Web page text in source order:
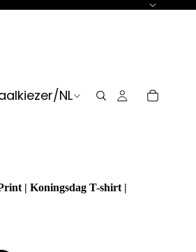
/NL
| Koningsdag T-shirt |